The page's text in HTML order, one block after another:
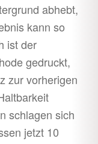
abhebt,
kann so
ist der
gedruckt,
zur vorherigen
schlagen sich
jetzt 10